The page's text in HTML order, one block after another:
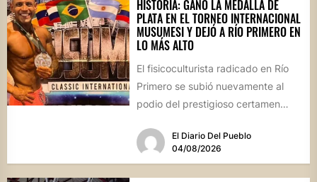
HISTORIA: GANÓ LA MEDALLA DE
PLATA EN EL TORNEO INTERNACIONAL
MUSUMESI Y DEJÓ A RÍO PRIMERO EN
LO MÁS ALTO
El fisicoculturista radicado en Río
Primero se subió nuevamente al
podio del prestigioso certamen
este fin de...El Diario Del Pueblo
04/08/2026